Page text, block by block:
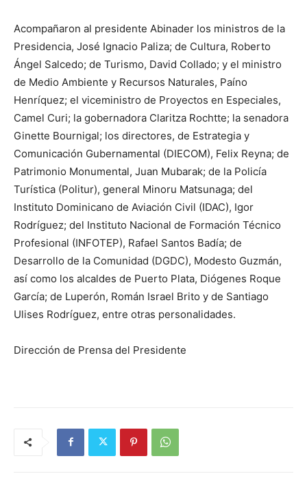
Acompañaron al presidente Abinader los ministros de la
Presidencia, José Ignacio Paliza; de Cultura, Roberto
Ángel Salcedo; de Turismo, David Collado; y el ministro
de Medio Ambiente y Recursos Naturales, Paíno
Henríquez; el viceministro de Proyectos en Especiales,
Camel Curi; la gobernadora Claritza Rochtte; la senadora
Ginette Bournigal; los directores, de Estrategia y
Comunicación Gubernamental (DIECOM), Felix Reyna; de
Patrimonio Monumental, Juan Mubarak; de la Policía
Turística (Politur), general Minoru Matsunaga; del
Instituto Dominicano de Aviación Civil (IDAC), Igor
Rodríguez; del Instituto Nacional de Formación Técnico
Profesional (INFOTEP), Rafael Santos Badía; de
Desarrollo de la Comunidad (DGDC), Modesto Guzmán,
así como los alcaldes de Puerto Plata, Diógenes Roque
García; de Luperón, Román Israel Brito y de Santiago
Ulises Rodríguez, entre otras personalidades.
Dirección de Prensa del Presidente